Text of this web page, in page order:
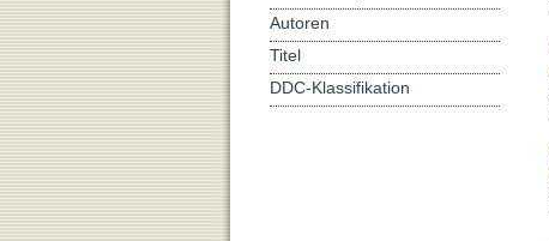
Autoren
Titel
DDC-Klassifikation